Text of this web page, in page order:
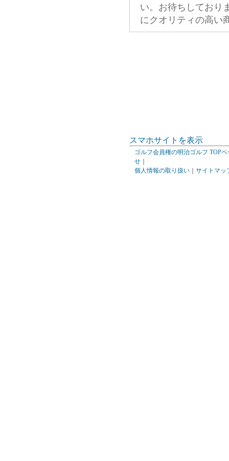
い。お待ちしており
にクオリティの高い
スマホサイトを表示
ゴルフ会員権の明治ゴルフ TOPペ
せ
個人情報の取り扱い
サイトマッ